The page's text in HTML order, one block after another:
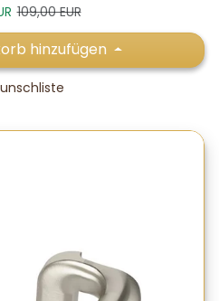
Normalpreis
109,00 EUR
hinzufügen